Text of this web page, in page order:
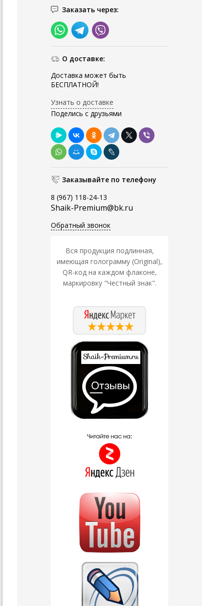
Заказать через:
О доставке:
Доставка может быть
БЕСПЛАТНОЙ!
Узнать о доставке
Поделись с друзьями
Заказывайте по телефону
8 (967) 118-24-13
Shaik-Premium@bk.ru
Обратный звонок
Вся продукция подлинная,
имеющая голограмму (Original),
QR-код на каждом флаконе,
маркировку "Честный знак".